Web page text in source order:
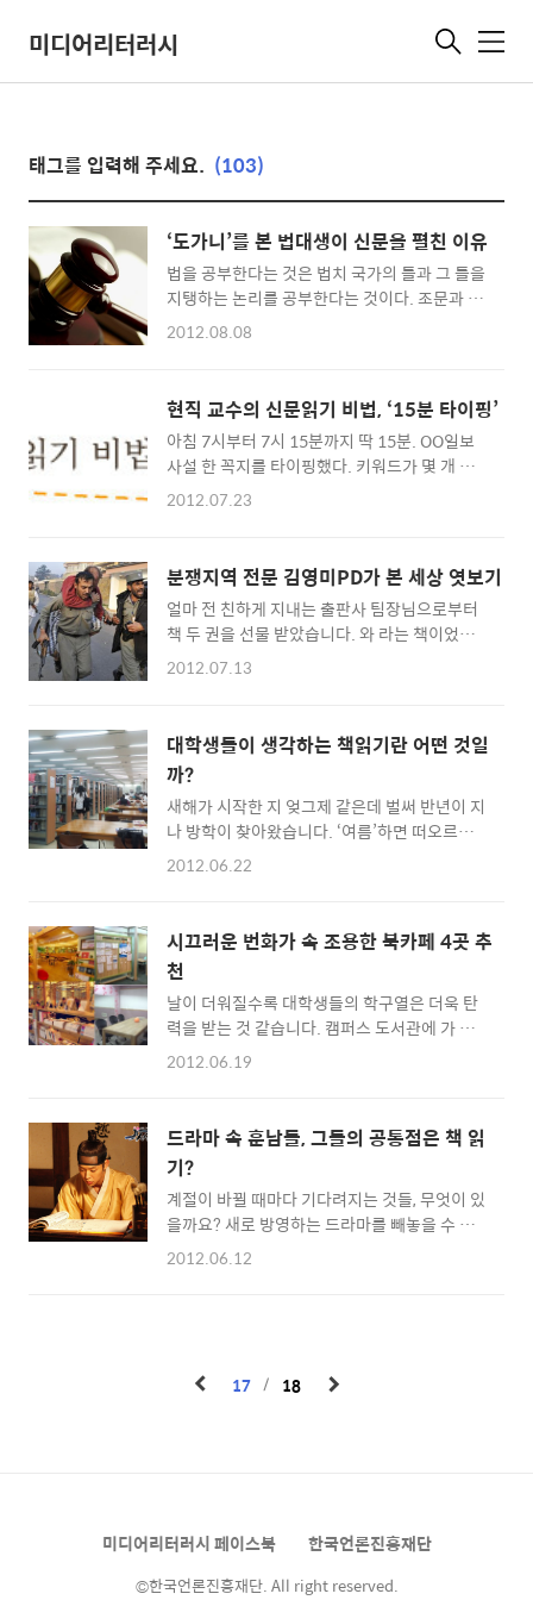
미디어리터러시 메
태그를 입력해 주세요. (103)
‘도가니’를 본 법대생이 신문을 펼친 이유
법을 공부한다는 것은 법치 국가의 틀과 그 틀을
지탱하는 논리를 공부한다는 것이다. 조문과 조
문에 대한 학설을 외우고 학설의 주장과 비판들
적인 학습 목표다. 이렇게 법을 공부하는 초기에
는 실제로 일어난 사건들을 보는 눈이 달라진다.
대법원 판단의 논리는 주어진 법률 체계하에서
정의를 실현하는 것이기 때문에 학습자는 현행
법률 체계라는 것에 갇히게 된다. 그래서 매체에
결론을 내린다. ‘현행 법제도상에서는 어쩔 수
없어’라고 말이다. 아직 법이 버겁던 1, 2학년 시
절 수업 중 교수님께서 ‘법을 공부하는 사람이
항상 생각하고..
2012.08.08
현직 교수의 신문읽기 비법, ‘15분 타이핑’
아침 7시부터 7시 15분까지 딱 15분. OO일보
사설 한 꼭지를 타이핑했다. 키워드가 몇 개 찍
힌다. 문장은 짧고도 명확하다. 몇 문장 반복하
장이 끝나고 또 다른 단락을 넘고 있다. 이러기
를 몇 번 하더니 내 마음속에서 깊은 논쟁이 일
기 시작한다. 내 소중한 하루의 시작이다. 이 작
은 시작을 양보하지 않은 지 어언 몇 년이 된다.
예전에 눈으로 읽을 때하고는 많은 차이가 있다.
습은 습관이 되고, 결국 착착 붙는 습관으로 구
태의 패러다임이 변하게 된다. 무엇인가를 바꿀
수 있는 힘이 된다. 마르지 않는 샘물처럼,..
2012.07.23
분쟁지역 전문 김영미PD가 본 세상 엿보기
얼마 전 친하게 지내는 출판사 팀장님으로부터
책 두 권을 선물 받았습니다. 와 라는 책이었죠.
저자는 그 이름도 생소한 김영미라는 분쟁지역
를 기록한 다큐에세이입니다. 한동안 저는 두 가
지 핑계를 대며 그녀의 책들을 멀리했습니다. 내
전과 기근 등 심각한 이슈들을 다룬 다큐에세이
니 지루할 것이 분명하다는 것과 당장 개인적으
로 중요한 문제가 아니라는 것이 그 이유였죠.
후자는 무식하기 이를 데 없는 핑계였더군요. 제
이었으니까요. [출처-서울신문] 시간을 때우기
위해 잠시 펼친 책을 하루 만에 다 읽으며 아주
오랜만에 가슴이 넘치게..
2012.07.13
대학생들이 생각하는 책읽기란 어떤 것일
까?
새해가 시작한 지 엊그제 같은데 벌써 반년이 지
나 방학이 찾아왔습니다. ‘여름’하면 떠오르는
여러 시원한 이미지들을 뒤로 한 채 여러분은 높
찾고 있지는 않으신지요? 많은 20대들의 공감
을 받는 소설가 이외수님의 책 ‘장외인간’을 보
면 ‘예전에는 책을 읽지 않으면 대학생 취급을
받기 힘들었다. 그러나 지금의 대학생들은 책을
읽지 않아도 대학생 대접을 받는다. (생략) 밤이
깊었다. 나는 잠이 오지 않는다’는 구절이 있습
이 많은 질타를 받는 부분이기도 하고요. 여러
분, 도대체 우리는 왜! 책을 읽지 않는 걸까요?
도대체 왜..
2012.06.22
시끄러운 번화가 속 조용한 북카페 4곳 추
천
날이 더워질수록 대학생들의 학구열은 더욱 탄
력을 받는 것 같습니다. 캠퍼스 도서관에 가 보
면 학생들은 기말고사 준비에 여념이 없죠? 시
페라도 가게 됩니다. 하.지.만. 카페 정말 시끄럽
죠? 공부는커녕 차 한 잔 마시기에도 괴로운 곳
이 요즘 카페입니다. 서울에서 카페가 몰려있는
홍익대 주변이나 강남역 같은 곳은 항상 시끌벅
적하니까요. 그래서 이 특별히 조용한 카페를 추
천해 드리려고 해요. 요즘 같은 시험기간에는 조
모여 있어..
2012.06.19
드라마 속 훈남들, 그들의 공통점은 책 읽
기?
계절이 바뀔 때마다 기다려지는 것들, 무엇이 있
을까요? 새로 방영하는 드라마를 빼놓을 수 없
겠죠? 이슈가 되었던 인기 드라마들은 오래도록
고 계셨나요? 최근 출판 시장에서는 대중매체의
영향력이 날로 커지고 있는데요. 그래서인지 그
안 좋고, 몸도 되고, 머리도 비상한 그는 늘 학문
과 독서를 게을리 하지..
2012.06.12
17 18
미디어리터러시 페이스북 한국언론진흥재단
©한국언론진흥재단. All right reserved.